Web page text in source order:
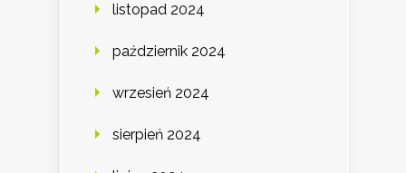
listopad 2024
październik 2024
wrzesień 2024
sierpień 2024